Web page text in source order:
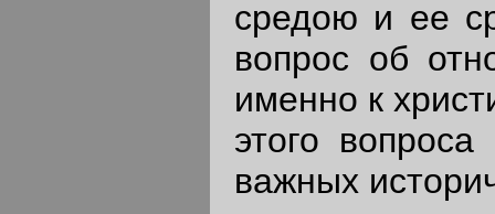
средою и ее
вопрос об
именно к
этого
важных